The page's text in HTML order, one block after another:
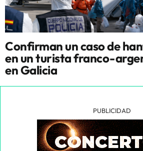
Confirman un caso de
en un turista franco-
en Galicia
PUBLICIDAD